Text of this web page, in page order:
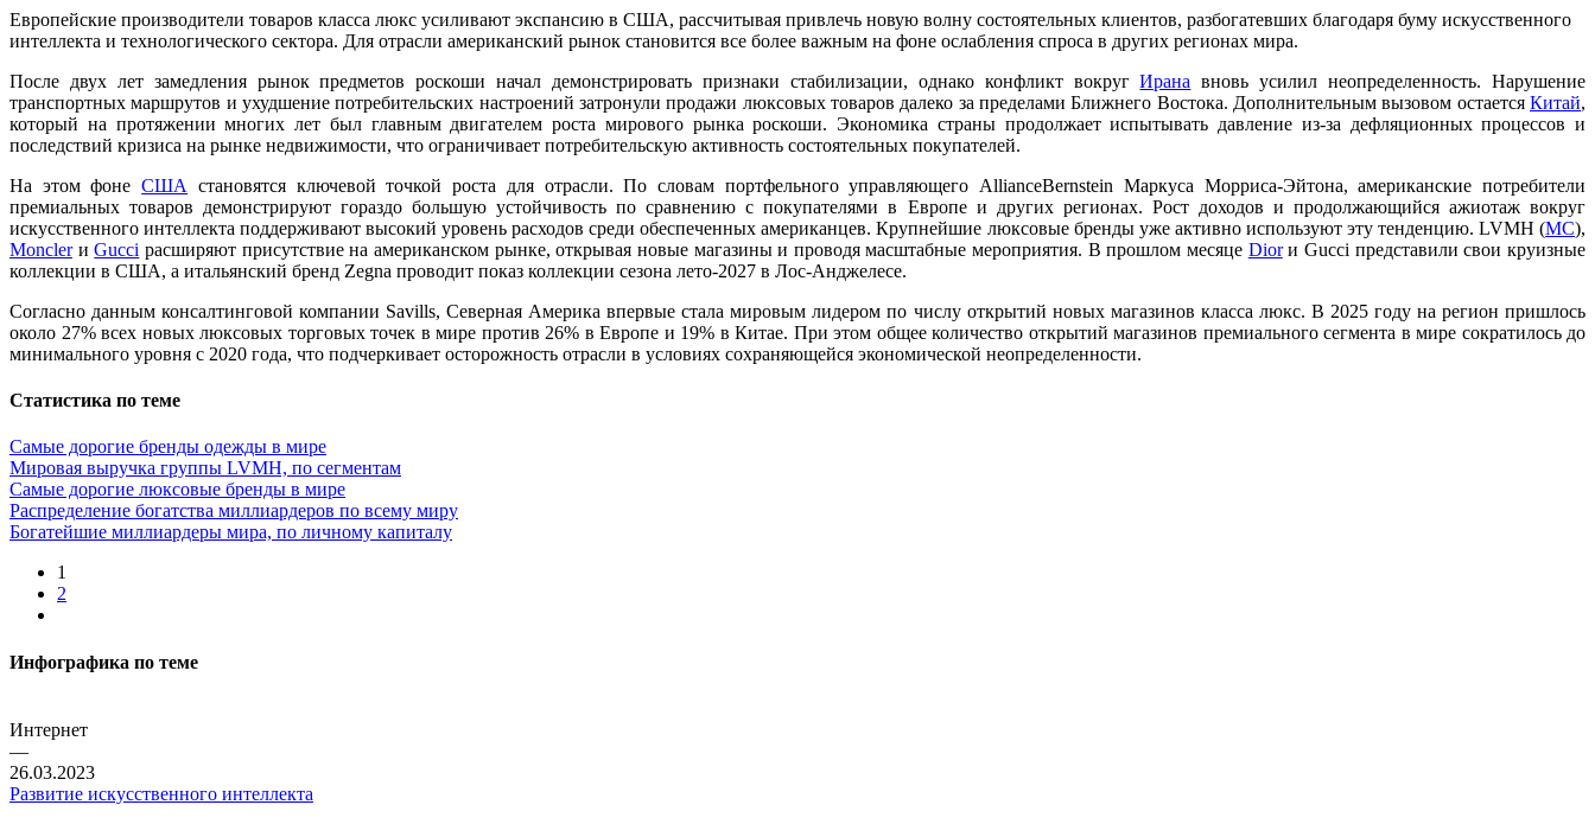
Европейские производители товаров класса люкс усиливают экспансию в США, рассчитывая привлечь новую волну состоятельных клиентов, разбогатевших благодаря буму искусственного
интеллекта и технологического сектора. Для отрасли американский рынок становится все более важным на фоне ослабления спроса в других регионах мира.
После двух лет замедления рынок предметов роскоши начал демонстрировать признаки стабилизации, однако конфликт вокругИрана вновь усилил неопределенность. Нарушение
транспортных маршрутов и ухудшение потребительских настроений затронули продажи люксовых товаров далеко за пределами Ближнего Востока. Дополнительным вызовом остается Китай,
который на протяжении многих лет был главным двигателем роста мирового рынка роскоши. Экономика страны продолжает испытывать давление из-за дефляционных процессов и
последствий кризиса на рынке недвижимости, что ограничивает потребительскую активность состоятельных покупателей.
На этом фонеСША
становятся ключевой точкой роста для отрасли. По словам портфельного управляющего AllianceBernstein Маркуса Морриса-Эйтона, американские потребители
премиальных товаров демонстрируют гораздо большую устойчивость по сравнению с покупателями в Европе и других регионах. Рост доходов и продолжающийся ажиотаж вокруг
искусственного интеллекта поддерживают высокий уровень расходов среди обеспеченных американцев. Крупнейшие люксовые бренды уже активно используют эту тенденцию. LVMH (MC),
MonclerиGucci расширяют присутствие на американском рынке, открывая новые магазины и проводя масштабные мероприятия. В прошлом месяце Diorи Gucci представили свои круизные
коллекции в США, а итальянский бренд Zegna проводит показ коллекции сезона лето-2027 в Лос-Анджелесе.
Согласно данным консалтинговой компании Savills, Северная Америка впервые стала мировым лидером по числу открытий новых магазинов класса люкс. В 2025 году на регион пришлось
около 27% всех новых люксовых торговых точек в мире против 26% в Европе и 19% в Китае. При этом общее количество открытий магазинов премиального сегмента в мире сократилось до
минимального уровня с 2020 года, что подчеркивает осторожность отрасли в условиях сохраняющейся экономической неопределенности.
Статистика по теме
Самые дорогие бренды одежды в мире
Мировая выручка группы LVMH, по сегментам
Самые дорогие люксовые бренды в мире
Распределение богатства миллиардеров по всему миру
Богатейшие миллиардеры мира, по личному капиталу
1
2
Инфографика по теме
Интернет
—
26.03.2023
Развитие искусственного интеллекта